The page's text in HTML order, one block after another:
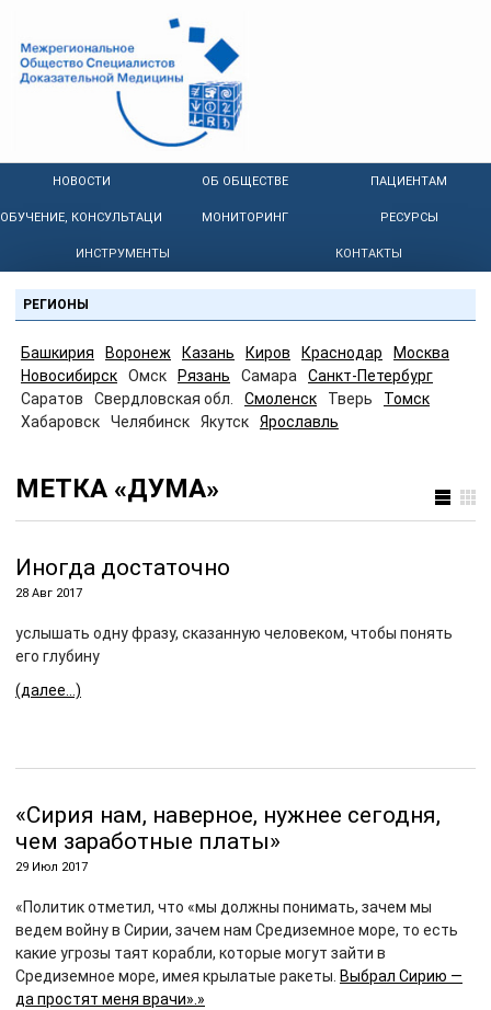
НОВОСТИ ОБ ОБЩЕСТВЕ ПАЦИЕНТАМ
ОБУЧЕНИЕ, КОНСУЛЬТАЦИИ МОНИТОРИНГ РЕСУРСЫ
ИНСТРУМЕНТЫ КОНТАКТЫ
РЕГИОНЫ
Башкирия Воронеж Казань Киров Краснодар
Москва
Новосибирск
Омск Рязань Самара
Санкт-Петербург
Саратов
Свердловская обл. Смоленск Тверь
Томск
Хабаровск
Челябинск Якутск Ярославль
МЕТКА «ДУМА»
Иногда достаточно
28 Авг 2017
услышать одну фразу, сказанную человеком, чтобы понять
его глубину
(далее…)
«Сирия нам, наверное, нужнее сегодня,
чем заработные платы»
29 Июл 2017
«Политик отметил, что «мы должны понимать, зачем мы
ведем войну в Сирии, зачем нам Средиземное море, то есть
какие угрозы таят корабли, которые могут зайти в
Средиземное море, имея крылатые ракеты. Выбрал Сирию —
да простят меня врачи».»